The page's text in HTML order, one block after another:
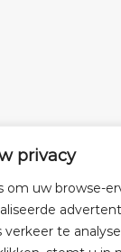
privacy
om uw browse-
te